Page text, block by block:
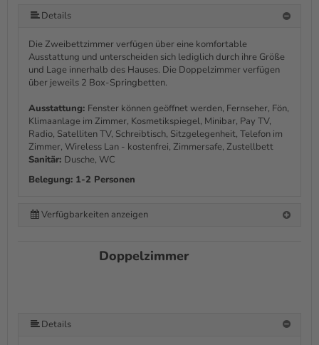
Details
Die Zweibettzimmer verfügen über eine komfortable
Ausstattung und unterscheiden sich lediglich durch ihre Größe
und Lage innerhalb des Hauses. Die Doppelzimmer verfügen
über jeweils 2 Box-Springbetten.
Ausstattung: Fenster können geöffnet werden, Fernseher, Fön,
Klimaanlage im Zimmer, Kosmetikspiegel, Minibar, Pay TV,
Radio, Satelliten TV, Schreibtisch, Sitzgelegenheit, Telefon im
Zimmer, Wireless Lan - kostenfrei, Zimmersafe, Zustellbett
Sanitär: Dusche, WC
Belegung: 1-2 Personen
Verfügbarkeiten anzeigen
Doppelzimmer
Details